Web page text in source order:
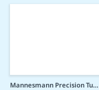
Mannesmann Precision Tubes GmbH